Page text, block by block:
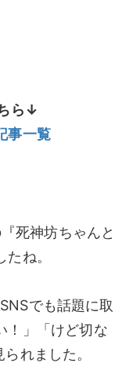
ら↓
事一覧
死神坊ちゃんと
ね。
でも話題に取
！」「けど切な
れました。